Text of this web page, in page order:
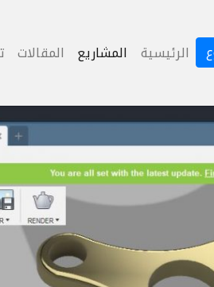
الرئيسية المشاريع المقالات